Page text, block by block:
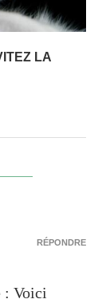
LA
: Voici
RÉPONDRE